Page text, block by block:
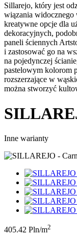
Sillarejo, który jest
wiązania widocznego
kreatywne opcje dla
dekoracyjnych,
paneli ściennych
i zastosować go na
na pojedynczej
pastelowym kolorom
rozszerzające w
można stworzyć
Inne warianty
405.42 Pln/m2